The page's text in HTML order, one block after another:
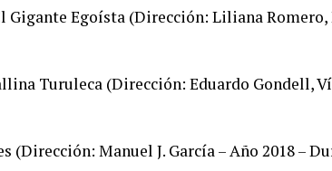
Gigante Egoísta (Dirección: Liliana
Turuleca (Dirección: Eduardo Gondell,
(Dirección: Manuel J. García – Año 2018 –